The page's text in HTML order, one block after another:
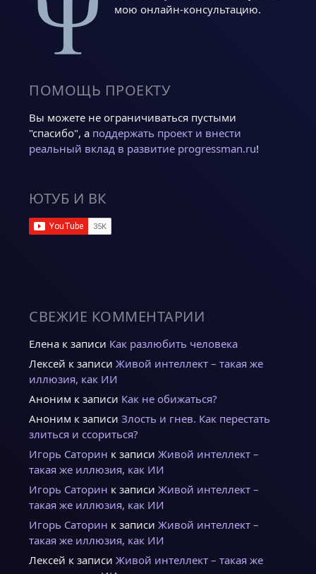
мою онлайн-консультацию.
ПОМОЩЬ ПРОЕКТУ
Вы можете не ограничиваться пустыми
"спасибо", а поддержать проект и внести
реальный вклад в развитие progressman.ru!
ЮТУБ И ВК
СВЕЖИЕ КОММЕНТАРИИ
Елена к записи Как разлюбить человека
Лексей к записи Живой интеллект – такая же
иллюзия, как ИИ
Аноним к записи Как не обижаться?
Аноним к записи Злость и гнев. Как перестать
злиться и ссориться?
Игорь Саторин к записи Живой интеллект –
такая же иллюзия, как ИИ
Игорь Саторин к записи Живой интеллект –
такая же иллюзия, как ИИ
Игорь Саторин к записи Живой интеллект –
такая же иллюзия, как ИИ
Лексей к записи Живой интеллект – такая же